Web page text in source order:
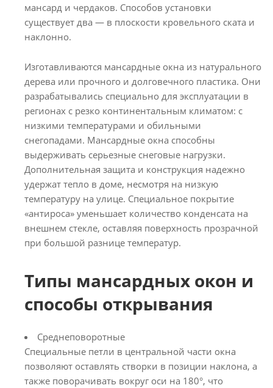
мансард и чердаков. Способов установки
существует два — в плоскости кровельного ската и
наклонно.
Изготавливаются мансардные окна из натурального
дерева или прочного и долговечного пластика. Они
разрабатывались специально для эксплуатации в
регионах с резко континентальным климатом: с
низкими температурами и обильными
снегопадами. Мансардные окна способны
выдерживать серьезные снеговые нагрузки.
Дополнительная защита и конструкция надежно
удержат тепло в доме, несмотря на низкую
температуру на улице. Специальное покрытие
«антироса» уменьшает количество конденсата на
внешнем стекле, оставляя поверхность прозрачной
при большой разнице температур.
Типы мансардных окон и
способы открывания
Среднеповоротные
Специальные петли в центральной части окна
позволяют оставлять створки в позиции наклона, а
также поворачивать вокруг оси на 180°, что